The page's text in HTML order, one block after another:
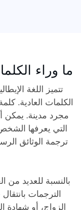
ما وراء
تتميز اللغة
الكلمات العادية.
مجرد مدينة. يمكن
التي يعرفها
ترجمة الوثائق
بالنسبة للعديد من
الترجمات
الزواج، أو شهادة